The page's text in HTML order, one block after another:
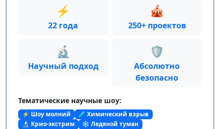
⚡
22 года
🎪
250+ проектов
🔬
Научный подход
🛡️
Абсолютно
безопасно
Тематические научные шоу:
⚡ Шоу молний
🧪 Химический взрыв
🔬 Крио-экстрим
❄️ Ледяной туман